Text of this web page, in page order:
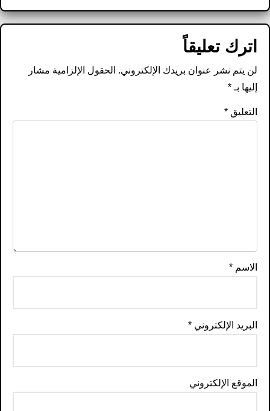
اترك تعليقاً
لن يتم نشر عنوان بريدك الإلكتروني. الحقول الإلزامية مشار
إليها بـ*
التعليق*
الاسم*
البريد الإلكتروني*
الموقع الإلكتروني